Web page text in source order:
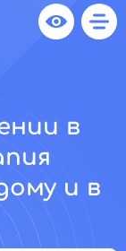
в
и в